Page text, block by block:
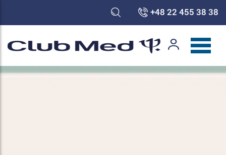
+48 22 455 38 38